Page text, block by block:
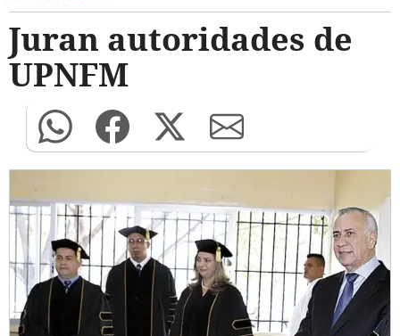
Juran autoridades de
UPNFM